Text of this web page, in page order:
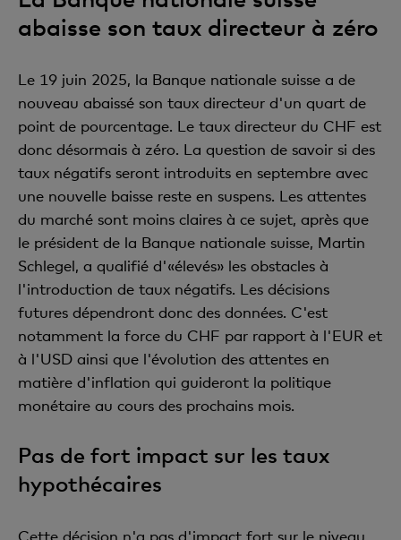
abaisse son taux directeur à zéro
Le 19 juin 2025, la Banque nationale suisse a de
nouveau abaissé son taux directeur d'un quart de
point de pourcentage. Le taux directeur du CHF est
donc désormais à zéro. La question de savoir si des
taux négatifs seront introduits en septembre avec
une nouvelle baisse reste en suspens. Les attentes
du marché sont moins claires à ce sujet, après que
le président de la Banque nationale suisse, Martin
Schlegel, a qualifié d'«élevés» les obstacles à
l'introduction de taux négatifs. Les décisions
futures dépendront donc des données. C'est
notamment la force du CHF par rapport à l'EUR et
à l'USD ainsi que l'évolution des attentes en
matière d'inflation qui guideront la politique
monétaire au cours des prochains mois.
Pas de fort impact sur les taux
hypothécaires
Cette décision n'a pas d'impact fort sur le niveau